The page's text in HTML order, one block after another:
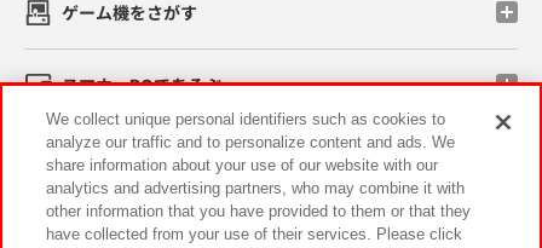
ゲーム機をさがす
スマホ・PCであそぶ
イベント・キャンペーン
We collect unique personal identifiers such as cookies to
analyze our traffic and to personalize content and ads. We
share information about your use of our website with our
analytics and advertising partners, who may combine it with
other information that you have provided to them or that they
have collected from your use of their services. Please click